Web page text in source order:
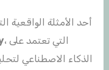
أحد الأمثلة
، التي تعتمد على
الذكاء الاصطناعي